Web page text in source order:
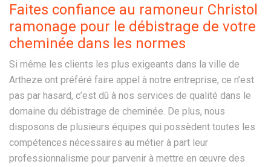
Faites confiance au ramoneur Christol
ramonage pour le débistrage de votre
cheminée dans les normes
Si même les clients les plus exigeants dans la ville de
Artheze ont préféré faire appel à notre entreprise, ce n’est
pas par hasard, c’est dû à nos services de qualité dans le
domaine du débistrage de cheminée. De plus, nous
disposons de plusieurs équipes qui possèdent toutes les
compétences nécessaires au métier à part leur
professionnalisme pour parvenir à mettre en œuvre des